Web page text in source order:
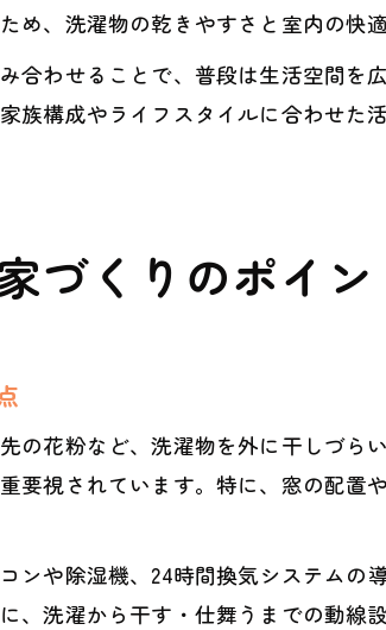
、洗濯物の乾きやすさと室内の快
合わせることで、普段は生活空間
族構成やライフスタイルに合わせた
づくりのポイン
の花粉など、洗濯物を外に干しづら
要視されています。特に、窓の配置
ンや除湿機、24時間換気システム
、洗濯から干す・仕舞うまでの動